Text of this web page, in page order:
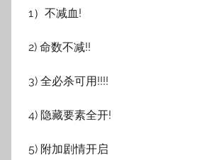
1）不减血!
2) 命数不减!!
3) 全必杀可用!!!!
4) 隐藏要素全开!
5) 附加剧情开启